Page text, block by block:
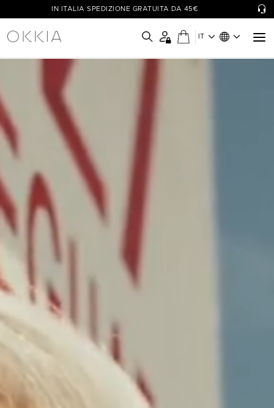
IN ITALIA SPEDIZIONE GRATUITA DA 45€
IT
OKKIA - Simply Wow!
ognuno, coniugando funzionalità a design unici e colori vivaci.